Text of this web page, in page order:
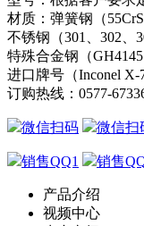
材质：弹簧钢（
不锈钢（301、302、
特殊合金钢（
进口牌号（Inconel X-
订购热线： 0577-
微信扫码 微信扫
销售QQ1 销售
产品介绍
视频中心